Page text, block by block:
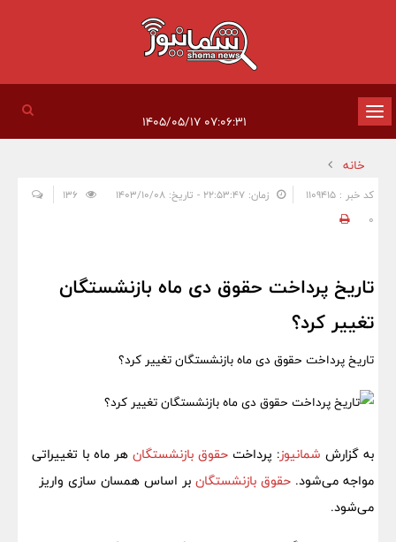
تغییر
وضعیت
ناوبری
خانه
کد خبر : 1109415 زمان: ۲۲:۵۳:۴۷ - تاریخ: ۱۴۰۳/۱۰/۰۸
0
تاریخ پرداخت حقوق دی ماه بازنشستگان
تغییر کرد؟
تاریخ پرداخت حقوق دی ماه بازنشستگان تغییر کرد؟
به گزارش شمانیوز: پرداخت حقوق بازنشستگان هر ماه با تغییراتی
مواجه می‌شود. حقوق بازنشستگان بر اساس همسان سازی واریز
می‌شود.